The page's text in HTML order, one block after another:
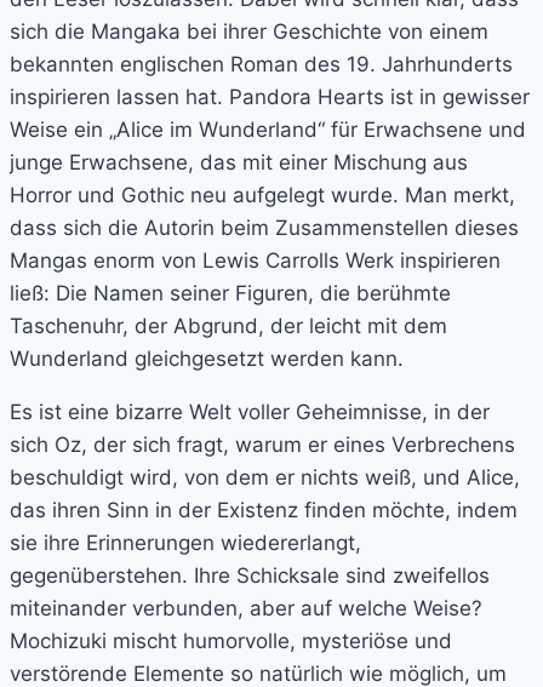
sich die Mangaka bei ihrer Geschichte von einem
bekannten englischen Roman des 19. Jahrhunderts
inspirieren lassen hat. Pandora Hearts ist in gewisser
Weise ein „Alice im Wunderland“ für Erwachsene und
junge Erwachsene, das mit einer Mischung aus
Horror und Gothic neu aufgelegt wurde. Man merkt,
dass sich die Autorin beim Zusammenstellen dieses
Mangas enorm von Lewis Carrolls Werk inspirieren
ließ: Die Namen seiner Figuren, die berühmte
Taschenuhr, der Abgrund, der leicht mit dem
Wunderland gleichgesetzt werden kann.
Es ist eine bizarre Welt voller Geheimnisse, in der
sich Oz, der sich fragt, warum er eines Verbrechens
beschuldigt wird, von dem er nichts weiß, und Alice,
das ihren Sinn in der Existenz finden möchte, indem
sie ihre Erinnerungen wiedererlangt,
gegenüberstehen. Ihre Schicksale sind zweifellos
miteinander verbunden, aber auf welche Weise?
Mochizuki mischt humorvolle, mysteriöse und
verstörende Elemente so natürlich wie möglich, um